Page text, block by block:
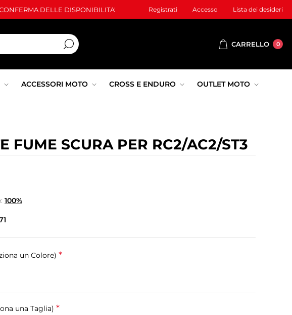
DELLE DISPONIBILITA' Registrati Accesso Lista dei desideri
CARRELLO 0
ACCESSORI MOTO CROSS E ENDURO OUTLET MOTO
FUME SCURA PER RC2/AC2/ST3
100%
un Colore) *
una Taglia) *